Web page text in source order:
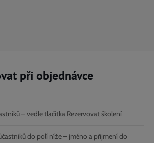
při objednávce
– vedle tlačítka Rezervovat školení
do polí níže – jméno a příjmení do